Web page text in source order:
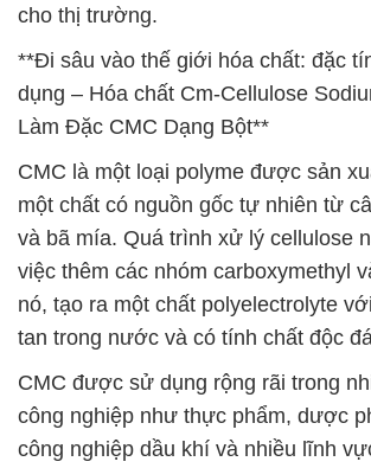
cho thị trường.
**Đi sâu vào thế giới hóa chất: đặc
dụng – Hóa chất Cm-Cellulose
Làm Đặc CMC Dạng Bột**
CMC là một loại polyme được sản
một chất có nguồn gốc tự nhiên từ
và bã mía. Quá trình xử lý cellulose
việc thêm các nhóm carboxymethyl
nó, tạo ra một chất polyelectrolyte
tan trong nước và có tính chất độc
CMC được sử dụng rộng rãi trong
công nghiệp như thực phẩm, dược
công nghiệp dầu khí và nhiều lĩnh